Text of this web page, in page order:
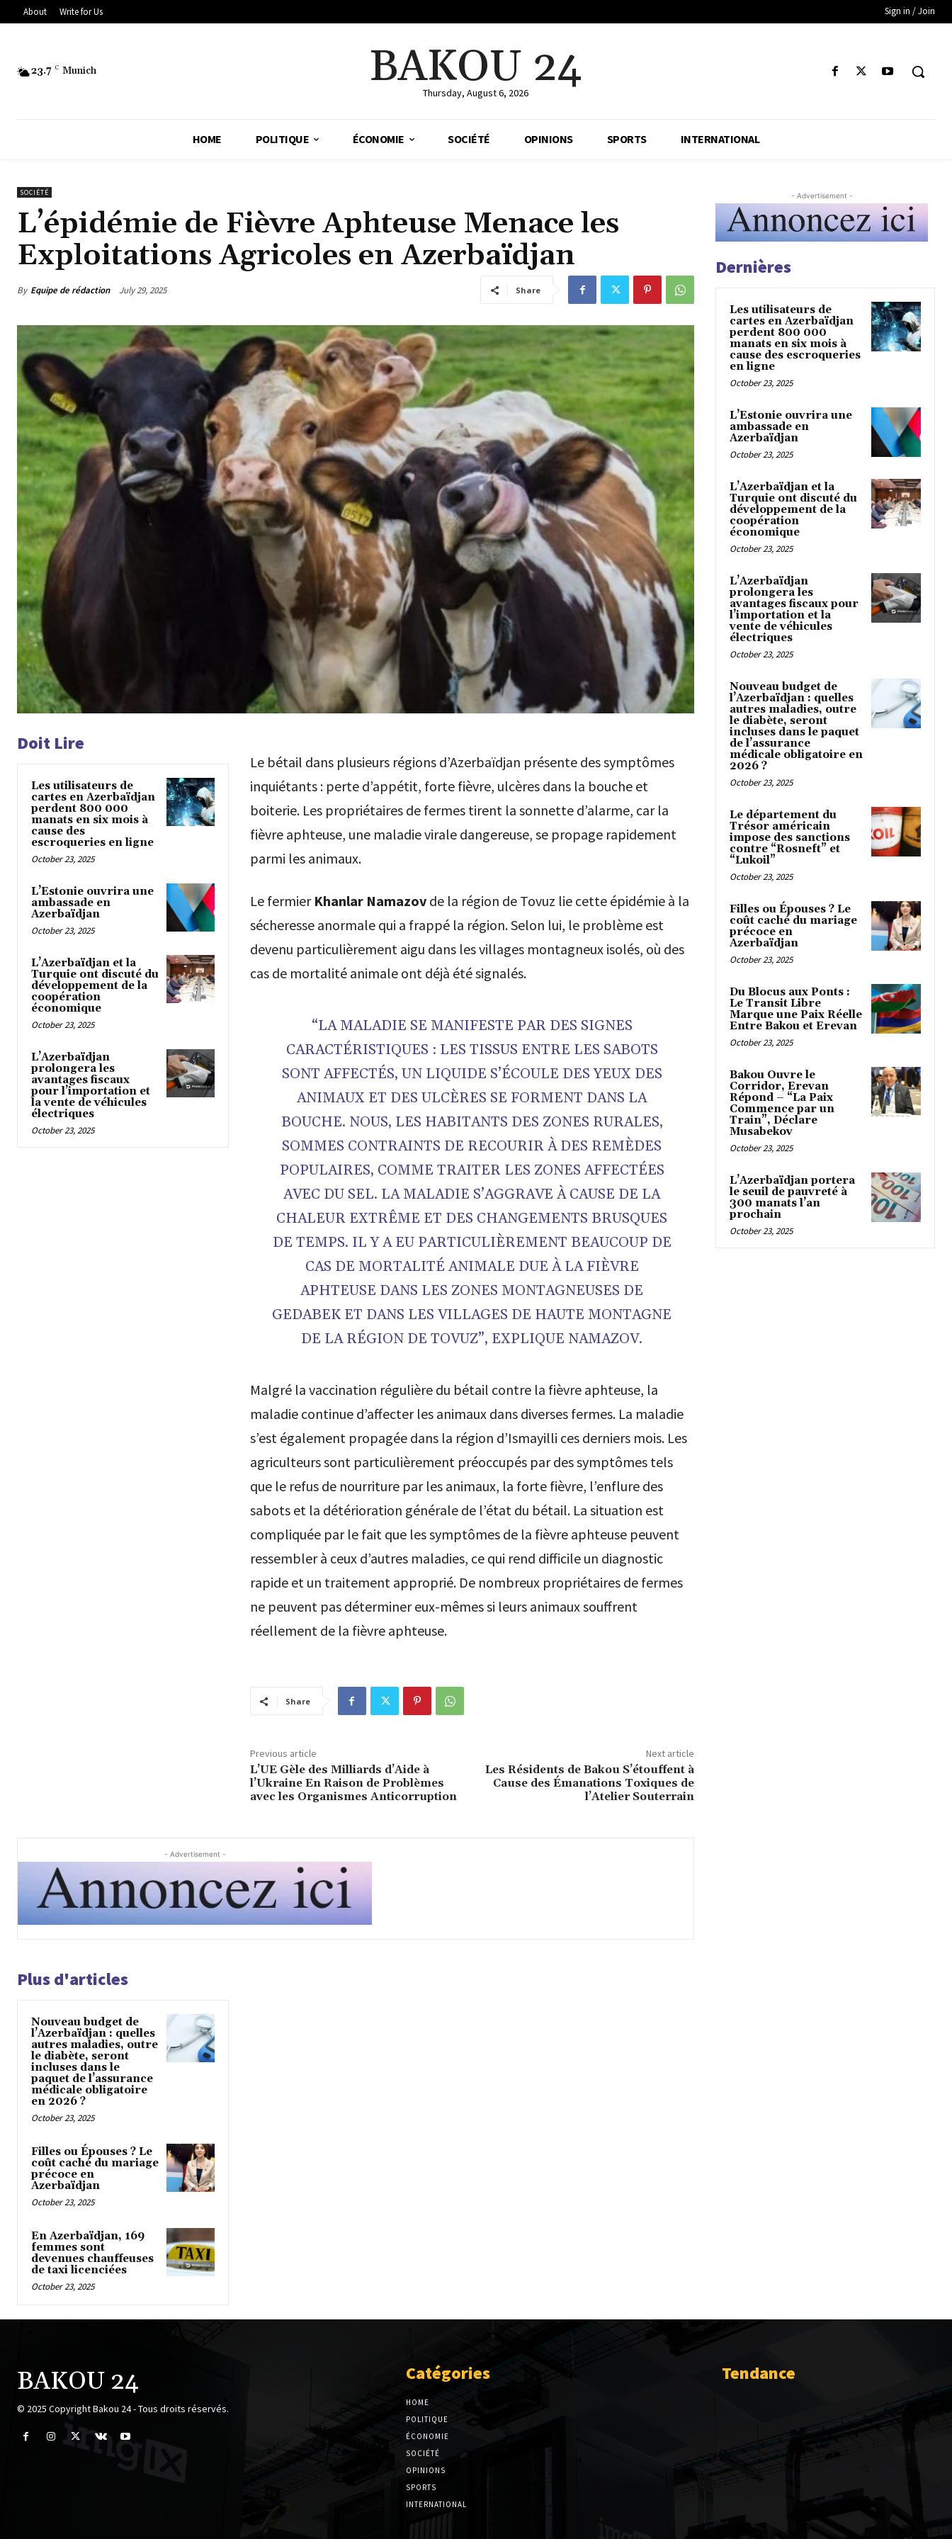
About Write for Us Sign in / Join
23.7 C Munich BAKOU 24
Thursday, August 6, 2026
HOME POLITIQUE ÉCONOMIE SOCIÉTÉ OPINIONS SPORTS INTERNATIONAL
SOCIÉTÉ
L’épidémie de Fièvre Aphteuse Menace les
Exploitations Agricoles en Azerbaïdjan
By Equipe de rédaction July 29, 2025 Share
Doit Lire
Les utilisateurs de
cartes en Azerbaïdjan
perdent 800 000
manats en six mois à
cause des
escroqueries en ligne
October 23, 2025
L’Estonie ouvrira une
ambassade en
Azerbaïdjan
October 23, 2025
L’Azerbaïdjan et la
Turquie ont discuté du
développement de la
coopération
économique
October 23, 2025
L’Azerbaïdjan
prolongera les
avantages fiscaux
pour l’importation et
la vente de véhicules
électriques
October 23, 2025
Le bétail dans plusieurs régions d’Azerbaïdjan présente des symptômes
inquiétants : perte d’appétit, forte fièvre, ulcères dans la bouche et
boiterie. Les propriétaires de fermes tirent la sonnette d’alarme, car la
fièvre aphteuse, une maladie virale dangereuse, se propage rapidement
parmi les animaux.
Le fermierKhanlar Namazovde la région de Tovuz lie cette épidémie à la
sécheresse anormale qui a frappé la région. Selon lui, le problème est
devenu particulièrement aigu dans les villages montagneux isolés, où des
cas de mortalité animale ont déjà été signalés.
“LA MALADIE SE MANIFESTE PAR DES SIGNES
CARACTÉRISTIQUES : LES TISSUS ENTRE LES SABOTS
SONT AFFECTÉS, UN LIQUIDE S’ÉCOULE DES YEUX DES
ANIMAUX ET DES ULCÈRES SE FORMENT DANS LA
BOUCHE. NOUS, LES HABITANTS DES ZONES RURALES,
SOMMES CONTRAINTS DE RECOURIR À DES REMÈDES
POPULAIRES, COMME TRAITER LES ZONES AFFECTÉES
AVEC DU SEL. LA MALADIE S’AGGRAVE À CAUSE DE LA
CHALEUR EXTRÊME ET DES CHANGEMENTS BRUSQUES
DE TEMPS. IL Y A EU PARTICULIÈREMENT BEAUCOUP DE
CAS DE MORTALITÉ ANIMALE DUE À LA FIÈVRE
APHTEUSE DANS LES ZONES MONTAGNEUSES DE
GEDABEK ET DANS LES VILLAGES DE HAUTE MONTAGNE
DE LA RÉGION DE TOVUZ”, EXPLIQUE NAMAZOV.
Malgré la vaccination régulière du bétail contre la fièvre aphteuse, la
maladie continue d’affecter les animaux dans diverses fermes. La maladie
s’est également propagée dans la région d’Ismayilli ces derniers mois. Les
agriculteurs sont particulièrement préoccupés par des symptômes tels
que le refus de nourriture par les animaux, la forte fièvre, l’enflure des
sabots et la détérioration générale de l’état du bétail. La situation est
compliquée par le fait que les symptômes de la fièvre aphteuse peuvent
ressembler à ceux d’autres maladies, ce qui rend difficile un diagnostic
rapide et un traitement approprié. De nombreux propriétaires de fermes
ne peuvent pas déterminer eux-mêmes si leurs animaux souffrent
réellement de la fièvre aphteuse.
Share
Previous article
L’UE Gèle des Milliards d’Aide à
l’Ukraine En Raison de Problèmes
avec les Organismes Anticorruption
Next article
Les Résidents de Bakou S’étouffent à
Cause des Émanations Toxiques de
l’Atelier Souterrain
- Advertisement -
Plus d'articles
Nouveau budget de
l’Azerbaïdjan : quelles
autres maladies, outre
le diabète, seront
incluses dans le
paquet de l’assurance
médicale obligatoire
en 2026 ?
October 23, 2025
Filles ou Épouses ? Le
coût caché du mariage
précoce en
Azerbaïdjan
October 23, 2025
En Azerbaïdjan, 169
femmes sont
devenues chauffeuses
de taxi licenciées
October 23, 2025
- Advertisement -
Dernières
Les utilisateurs de
cartes en Azerbaïdjan
perdent 800 000
manats en six mois à
cause des escroqueries
en ligne
October 23, 2025
L’Estonie ouvrira une
ambassade en
Azerbaïdjan
October 23, 2025
L’Azerbaïdjan et la
Turquie ont discuté du
développement de la
coopération
économique
October 23, 2025
L’Azerbaïdjan
prolongera les
avantages fiscaux pour
l’importation et la
vente de véhicules
électriques
October 23, 2025
Nouveau budget de
l’Azerbaïdjan : quelles
autres maladies, outre
le diabète, seront
incluses dans le paquet
de l’assurance
médicale obligatoire en
2026 ?
October 23, 2025
Le département du
Trésor américain
impose des sanctions
contre “Rosneft” et
“Lukoil”
October 23, 2025
Filles ou Épouses ? Le
coût caché du mariage
précoce en
Azerbaïdjan
October 23, 2025
Du Blocus aux Ponts :
Le Transit Libre
Marque une Paix Réelle
Entre Bakou et Erevan
October 23, 2025
Bakou Ouvre le
Corridor, Erevan
Répond – “La Paix
Commence par un
Train”, Déclare
Musabekov
October 23, 2025
L’Azerbaïdjan portera
le seuil de pauvreté à
300 manats l’an
prochain
October 23, 2025
BAKOU 24
© 2025 Copyright Bakou 24 - Tous droits réservés.
Catégories
HOME
POLITIQUE
ÉCONOMIE
SOCIÉTÉ
OPINIONS
SPORTS
INTERNATIONAL
Tendance